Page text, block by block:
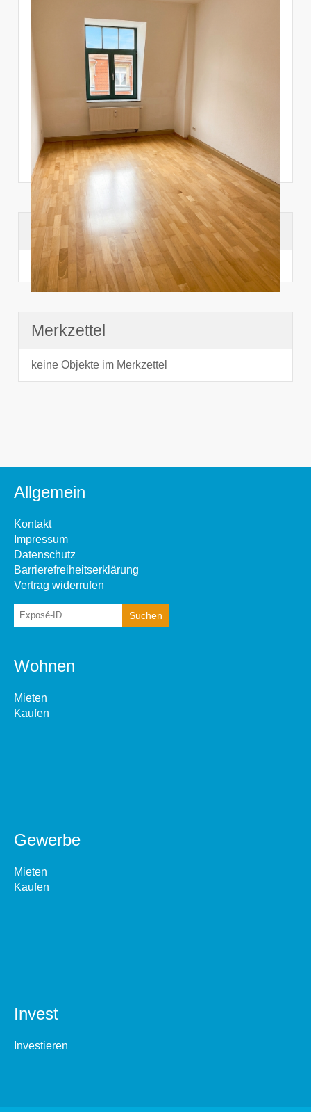
Suchhistorie
noch nichts angesehen
Merkzettel
keine Objekte im Merkzettel
Allgemein
Kontakt
Impressum
Datenschutz
Barrierefreiheitserklärung
Vertrag widerrufen
Wohnen
Mieten
Kaufen
Gewerbe
Mieten
Kaufen
Invest
Investieren